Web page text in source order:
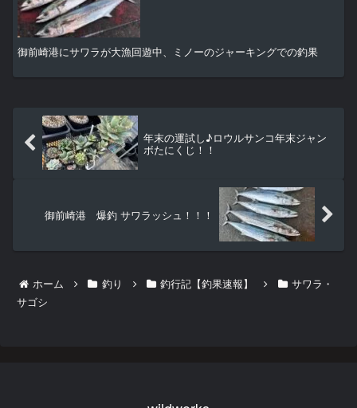
御前崎港にサワラが大漁回遊中、ミノーのジャーキングでの釣果
年末の運試し♪ロウルサンコ年末ジャン
ボたにくじ！！
御前崎港 爆釣 サワラッシュ！！！
ホーム 釣り 釣行記【釣果速報】
サワラ・
サゴシ